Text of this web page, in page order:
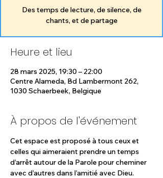
Des temps de lecture, de silence, de
chants, et de partage
Heure et lieu
28 mars 2025, 19:30 – 22:00
Centre Alameda, Bd Lambermont 262,
1030 Schaerbeek, Belgique
À propos de l'événement
Cet espace est proposé à tous ceux et
celles qui aimeraient prendre un temps
d’arrêt autour de la Parole pour cheminer
avec d’autres dans l’amitié avec Dieu.